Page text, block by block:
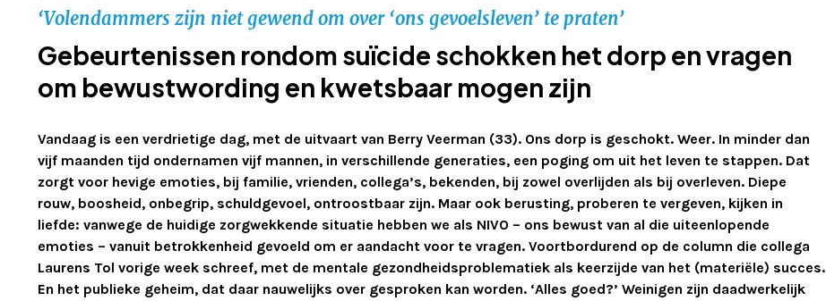
‘Volendammers zijn niet gewend om over ‘ons gevoelsleven’ te praten’
Gebeurtenissen rondom suïcide schokken het dorp en vragen
om bewustwording en kwetsbaar mogen zijn
Vandaag is een verdrietige dag, met de uitvaart van Berry Veerman (33). Ons dorp is geschokt. Weer. In minder dan
vijf maanden tijd ondernamen vijf mannen, in verschillende generaties, een poging om uit het leven te stappen. Dat
zorgt voor hevige emoties, bij familie, vrienden, collega’s, bekenden, bij zowel overlijden als bij overleven. Diepe
rouw, boosheid, onbegrip, schuldgevoel, ontroostbaar zijn. Maar ook berusting, proberen te vergeven, kijken in
liefde: vanwege de huidige zorgwekkende situatie hebben we als NIVO – ons bewust van al die uiteenlopende
emoties – vanuit betrokkenheid gevoeld om er aandacht voor te vragen. Voortbordurend op de column die collega
Laurens Tol vorige week schreef, met de mentale gezondheidsproblematiek als keerzijde van het (materiële) succes.
En het publieke geheim, dat daar nauwelijks over gesproken kan worden. ‘Alles goed?’ Weinigen zijn daadwerkelijk